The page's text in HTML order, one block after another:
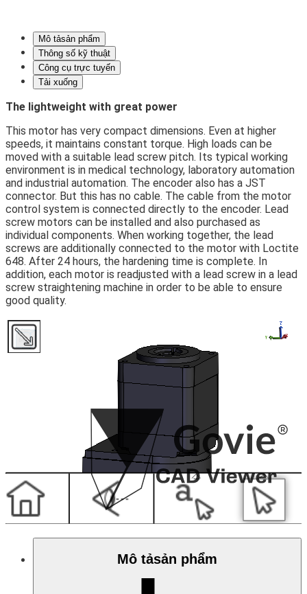
Mô tả­sản phẩm
Thông số kỹ thuật
Công cụ trực tuyến
Tải xuống
The lightweight with great power
This motor has very compact dimensions. Even at higher
speeds, it maintains constant torque. High loads can be
moved with a suitable lead screw pitch. Its typical working
environment is in medical technology, laboratory automation
and industrial automation. The encoder also has a JST
connector. But this has no cable. The cable from the motor
control system is connected directly to the encoder. Lead
screw motors can be installed and also purchased as
individual components. When working together, the lead
screws are additionally connected to the motor with Loctite
648. After 24 hours, the hardening time is complete. In
addition, each motor is readjusted with a lead screw in a lead
screw straightening machine in order to be able to ensure
good quality.
Mô tả­sản phẩm